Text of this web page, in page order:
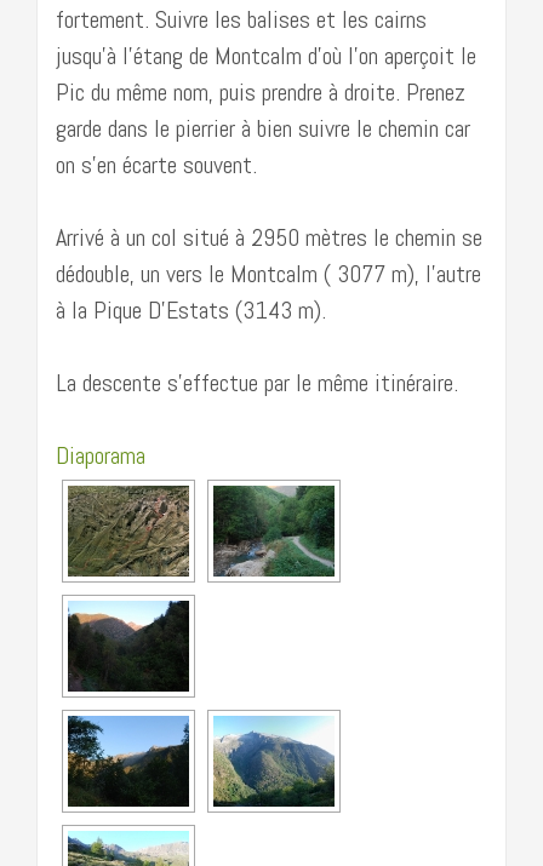
fortement. Suivre les balises et les cairns
jusqu’à l’étang de Montcalm d’où l’on aperçoit le
Pic du même nom, puis prendre à droite. Prenez
garde dans le pierrier à bien suivre le chemin car
on s’en écarte souvent.
Arrivé à un col situé à 2950 mètres le chemin se
dédouble, un vers le Montcalm ( 3077 m), l’autre
à la Pique D’Estats (3143 m).
La descente s’effectue par le même itinéraire.
Diaporama